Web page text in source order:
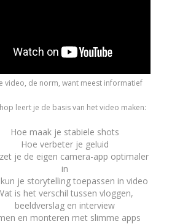
video, de norm, want meest informatief
leert je de basis van het video maken:
Hoe maak je stabiele shots
Hoe verbeter je geluid
je de eigen camera-app optimaler
in
je storytelling toepassen in video
is het verschil tussen vloggen,
beeldverslag en interview
en monteren met slimme apps